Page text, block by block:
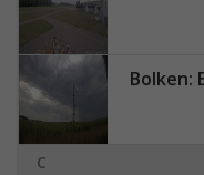
Bolken:
C